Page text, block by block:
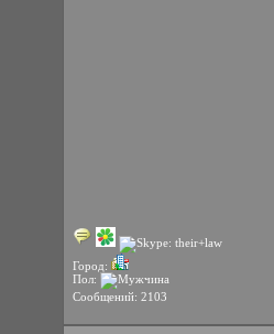
Город:
Пол:
Сообщений: 2103